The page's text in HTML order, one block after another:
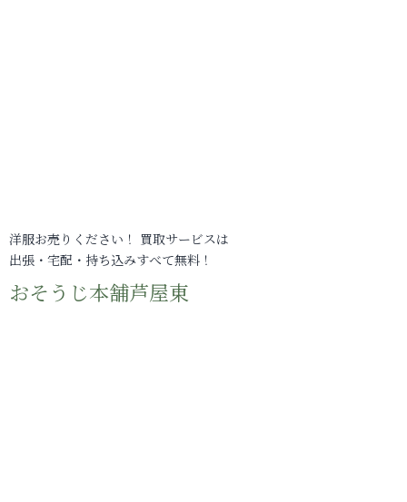
洋服お売りください！ 買取サービスは
出張・宅配・持ち込みすべて無料！
おそうじ本舗芦屋東